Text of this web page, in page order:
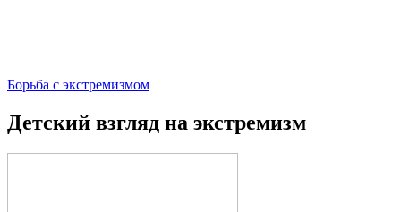
Борьба с экстремизмом
Детский взгляд на экстремизм